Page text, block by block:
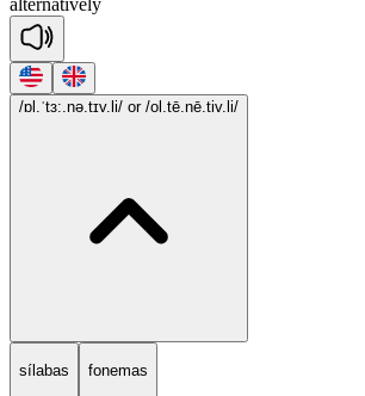
alternatively
/ɒl.ˈtɜ:.nə.tɪv.li/ or /ol.tē.nē.tiv.li/
sílabas fonemas